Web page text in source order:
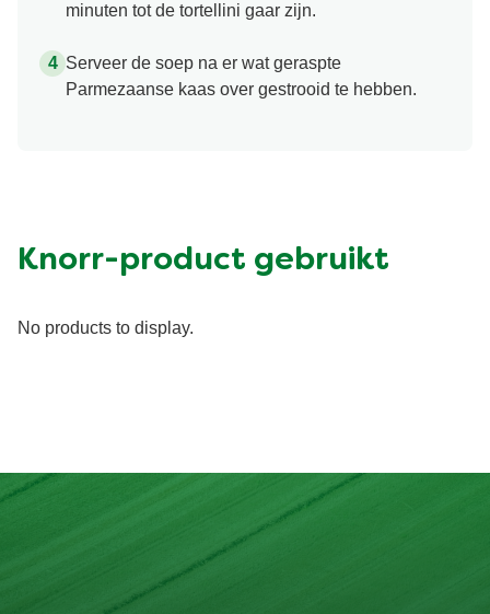
minuten tot de tortellini gaar zijn.
Serveer de soep na er wat geraspte
Parmezaanse kaas over gestrooid te hebben.
Knorr-product gebruikt
No products to display.